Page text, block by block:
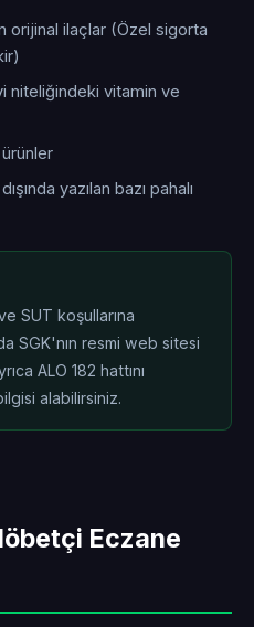
orijinal ilaçlar (Özel sigorta
niteliğindeki vitamin ve
yazılan bazı pahalı
SUT koşullarına
SGK'nın resmi web sitesi
ALO 182 hattını
alabilirsiniz.
Eczane